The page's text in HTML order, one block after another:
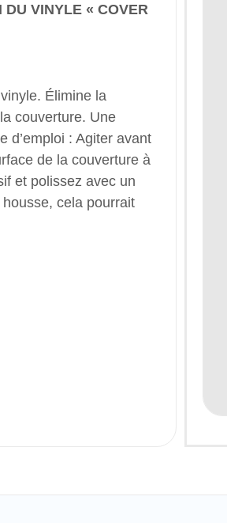
DU VINYLE « COVER
Élimine la
couverture. Une
d’emploi : Agiter avant
de la couverture à
et polissez avec un
cela pourrait